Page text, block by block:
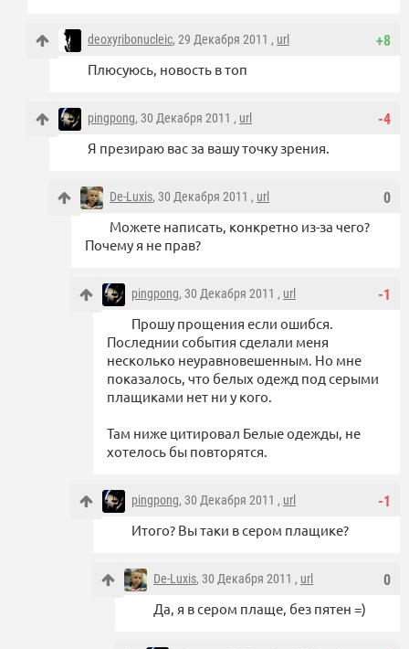
+8
deoxyribonucleic, 29 Декабря 2011 , url
Плюсуюсь, новость в топ
-4
pingpong, 30 Декабря 2011 , url
Я презираю вас за вашу точку зрения.
0
De-Luxis, 30 Декабря 2011 , url
Можете написать, конкретно из-за чего?
Почему я не прав?
-1
pingpong, 30 Декабря 2011 , url
Прошу прощения если ошибся.
Последнии события сделали меня
несколько неуравновешенным. Но мне
показалось, что белых одежд под серыми
плащиками нет ни у кого.
Там ниже цитировал Белые одежды, не
хотелось бы повторятся.
-1
pingpong, 30 Декабря 2011 , url
Итого? Вы таки в сером плащике?
0
De-Luxis, 30 Декабря 2011 , url
Да, я в сером плаще, без пятен =)